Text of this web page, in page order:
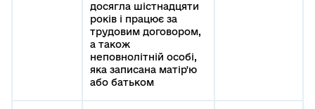
досягла шістнадцяти
років і працює за
трудовим договором,
а також
неповнолітній особі,
яка записана матір'ю
або батьком